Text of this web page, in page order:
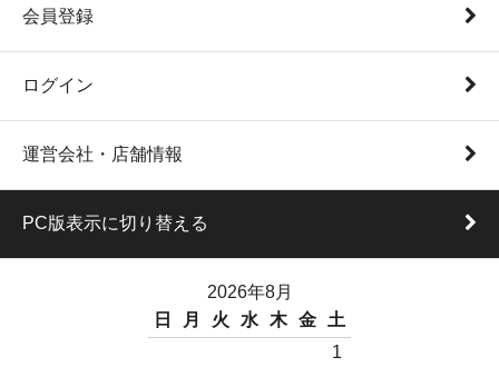
会員登録
ログイン
運営会社・店舗情報
PC版表示に切り替える
2026年8月
日
月 火 水 木 金
土
1